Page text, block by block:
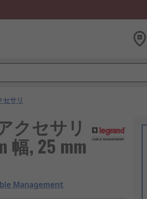
セサリ
クセサリ
幅, 25 mm
Management